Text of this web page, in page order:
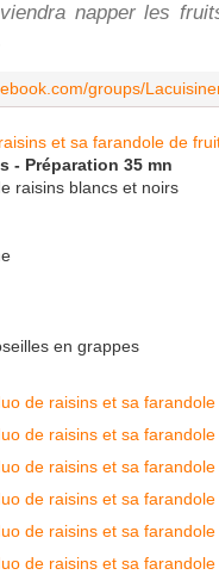
napper les
groups/
- Préparation 35 mn
raisins blancs et noirs
en grappes